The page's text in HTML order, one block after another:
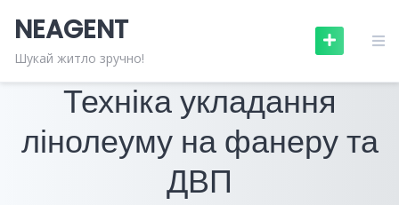
content
NEAGENT
Шукай житло зручно!БУДІВЕЛЬНІ МАТЕРІАЛИ
Техніка укладання
лінолеуму на фанеру та
ДВП